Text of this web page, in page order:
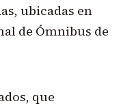
ubicadas en
de Ómnibus de
que